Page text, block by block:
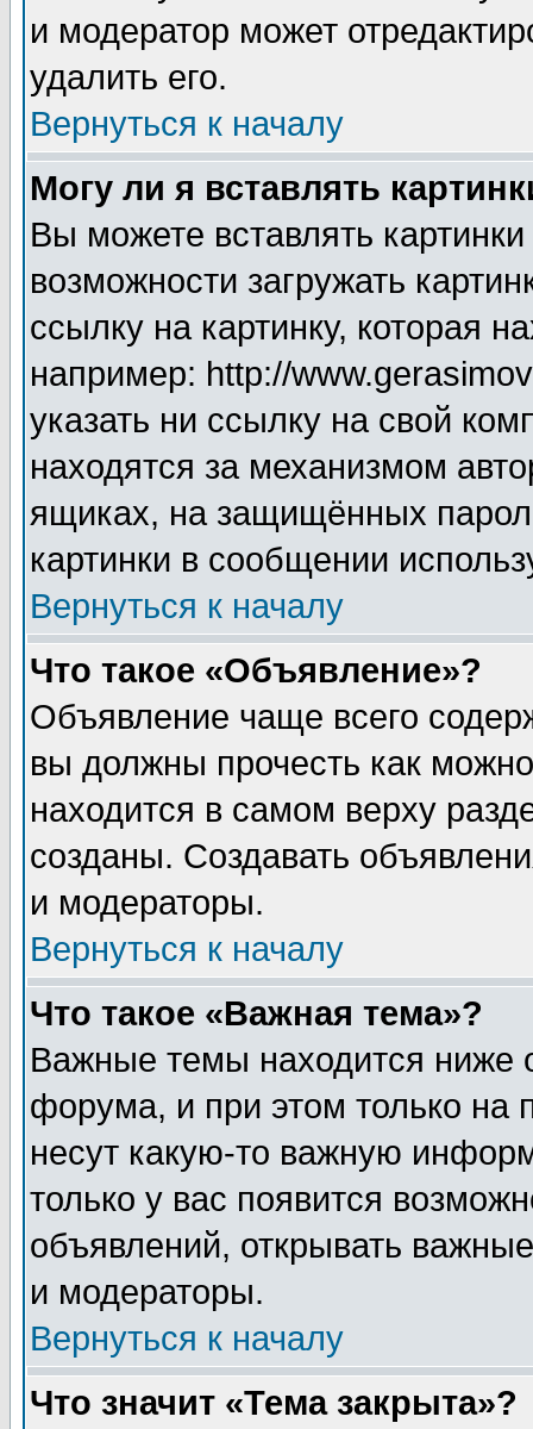
и модератор может
удалить его.
Вернуться к началу
Могу ли я вставлять
Вы можете вставлять
возможности загружать
ссылку на картинку, которая
например: http://
указать ни ссылку на свой
находятся за механизмом
ящиках, на защищённых
картинки в сообщении
Вернуться к началу
Что такое «Объявление»?
Объявление чаще всего
вы должны прочесть как
находится в самом верху
созданы. Создавать
и модераторы.
Вернуться к началу
Что такое «Важная тема»?
Важные темы находится ниже
форума, и при этом только на
несут какую-то важную
только у вас появится
объявлений, открывать
и модераторы.
Вернуться к началу
Что значит «Тема закрыта»?